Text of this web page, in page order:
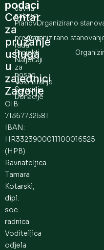
podaci
Centar
za
pružanje
usluga
u
zajednici
Zagorje
OIB:
71367732581
IBAN:
HR3323900011100016525
(HPB)
Ravnateljica:
Tamara
Kotarski,
dipl.
soc.
radnica
Voditeljica
odjela
Javna
nabava
Planovi
i
programi
rada
Projekti
Natječaji
za
posao
Volontiranje
Suradnja
Donacije
Organizirano
Organizirano